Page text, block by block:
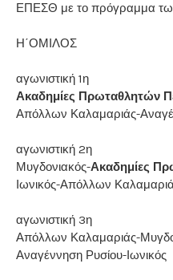
ΕΠΕΣΘ με το πρόγραμμα
Η΄ΟΜΙΛΟΣ
αγωνιστική 1η
Ακαδημίες Πρωταθλητών
Απόλλων Καλαμαριάς-
αγωνιστική 2η
Μυγδονιακός-Ακαδημίες
Ιωνικός-Απόλλων
αγωνιστική 3η
Απόλλων Καλαμαριάς-
Αναγέννηση Ρυσίου-Ιωνικός